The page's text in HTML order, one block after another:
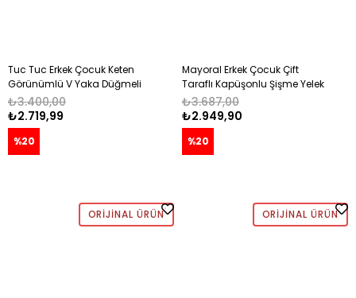
Tuc Tuc Erkek Çocuk Keten
Görünümlü V Yaka Düğmeli
Yelek 2-8 Yaş BEJ
₺2.719,99
₺3.400,00
%20
Mayoral Erkek Çocuk Çift
Taraflı Kapüşonlu Şişme Yelek
8-18 yaş GRİ
₺2.949,90
₺3.687,00
%20
ORIJINAL ÜRÜN ORIJINAL ÜRÜN